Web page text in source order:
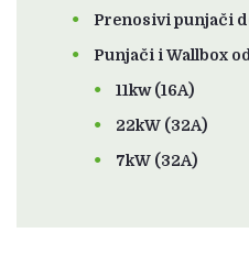
Prenosivi punjači
Punjači i Wallbox
11kw (16A)
22kW (32A)
7kW (32A)